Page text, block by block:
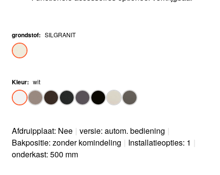
grondstof: SILGRANIT
Kleur: wit
Afdruipplaat: Nee | versie: autom. bediening |
Bakpositie: zonder komindeling | Installatieopties: 1 |
onderkast: 500 mm